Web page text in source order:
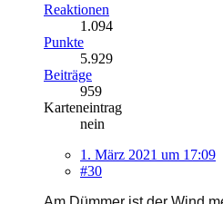
Reaktionen
1.094
Punkte
5.929
Beiträge
959
Karteneintrag
nein
1. März 2021 um 17:09
#30